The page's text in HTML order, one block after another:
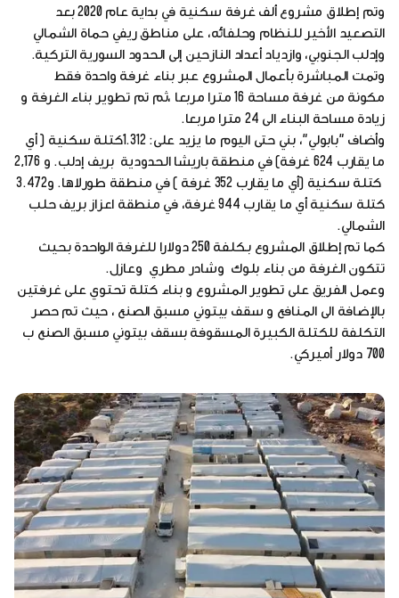
وتم إطلاق مشروع ألف غرفة سكنية في بداية عام 2020 بعد
التصعيد الأخير للنظام وحلفائه، على مناطق ريفي حماة الشمالي
وإدلب الجنوبي، وازدياد أعداد النازحين إلى الحدود السورية التركية.
وتمت المباشرة بأعمال المشروع عبر بناء غرفة واحدة فقط
مكونة من غرفة مساحة 16 مترا مربعا ،ثم تم تطوير بناء الغرفة و
زيادة مساحة البناء الى 24 مترا مربعا.
وأضاف "بابولي"، بني حتى اليوم ما يزيد على: 1.312كتلة سكنية ( أي
ما يقارب 624 غرفة) في منطقة باريشا الحدودية بريف إدلب. و 2,176
كتلة سكنية (أي ما يقارب 352 غرفة ) في منطقة طورلاها. و3.472
كتلة سكنية أي ما يقارب 944 غرفة، في منطقة اعزاز بريف حلب
الشمالي.
كما تم إطلاق المشروع بـكلفة 250 دولارا للغرفة الواحدة بحيث
تتكون الغرفة من بناء بلوك وشادر مطري وعازل.
وعمل الفريق على تطوير المشروع و بناء كتلة تحتوي على غرفتين
بالإضافة الى المنافع و سقف بيتوني مسبق الصنع ، حيث تم حصر
التكلفة للكتلة الكبيرة المسقوفة بسقف بيتوني مسبق الصنع ب
700 دولار أميركي.